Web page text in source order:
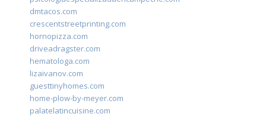
dmtacos.com
crescentstreetprinting.com
hornopizza.com
driveadragster.com
hematologa.com
lizaivanov.com
guesttinyhomes.com
home-plow-by-meyer.com
palatelatincuisine.com